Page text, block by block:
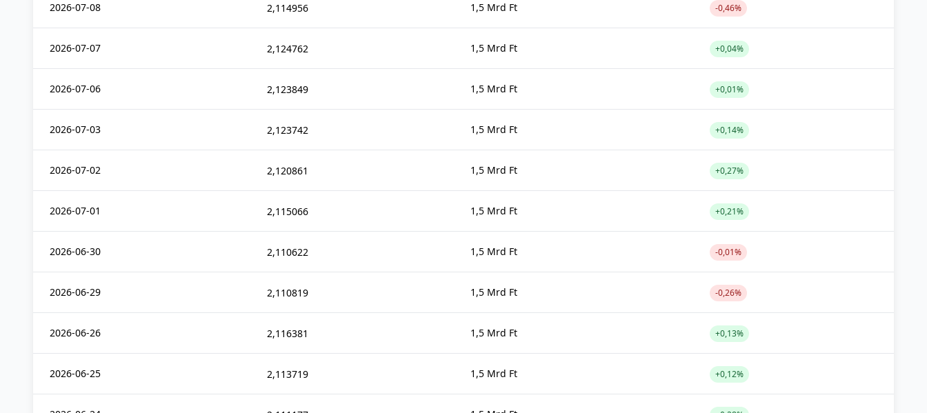
2026-07-08 2,114956 1,5 Mrd Ft -0,46%
2026-07-07 2,124762 1,5 Mrd Ft +0,04%
2026-07-06 2,123849 1,5 Mrd Ft +0,01%
2026-07-03 2,123742 1,5 Mrd Ft +0,14%
2026-07-02 2,120861 1,5 Mrd Ft +0,27%
2026-07-01 2,115066 1,5 Mrd Ft +0,21%
2026-06-30 2,110622 1,5 Mrd Ft -0,01%
2026-06-29 2,110819 1,5 Mrd Ft -0,26%
2026-06-26 2,116381 1,5 Mrd Ft +0,13%
2026-06-25 2,113719 1,5 Mrd Ft +0,12%